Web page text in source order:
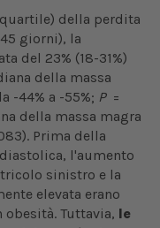
della perdita
giorni), la
del 23% (18-31%)
della massa
-44% a -55%; P=
della massa magra
Prima della
l'aumento
sinistro e la
elevata erano
Tuttavia, le